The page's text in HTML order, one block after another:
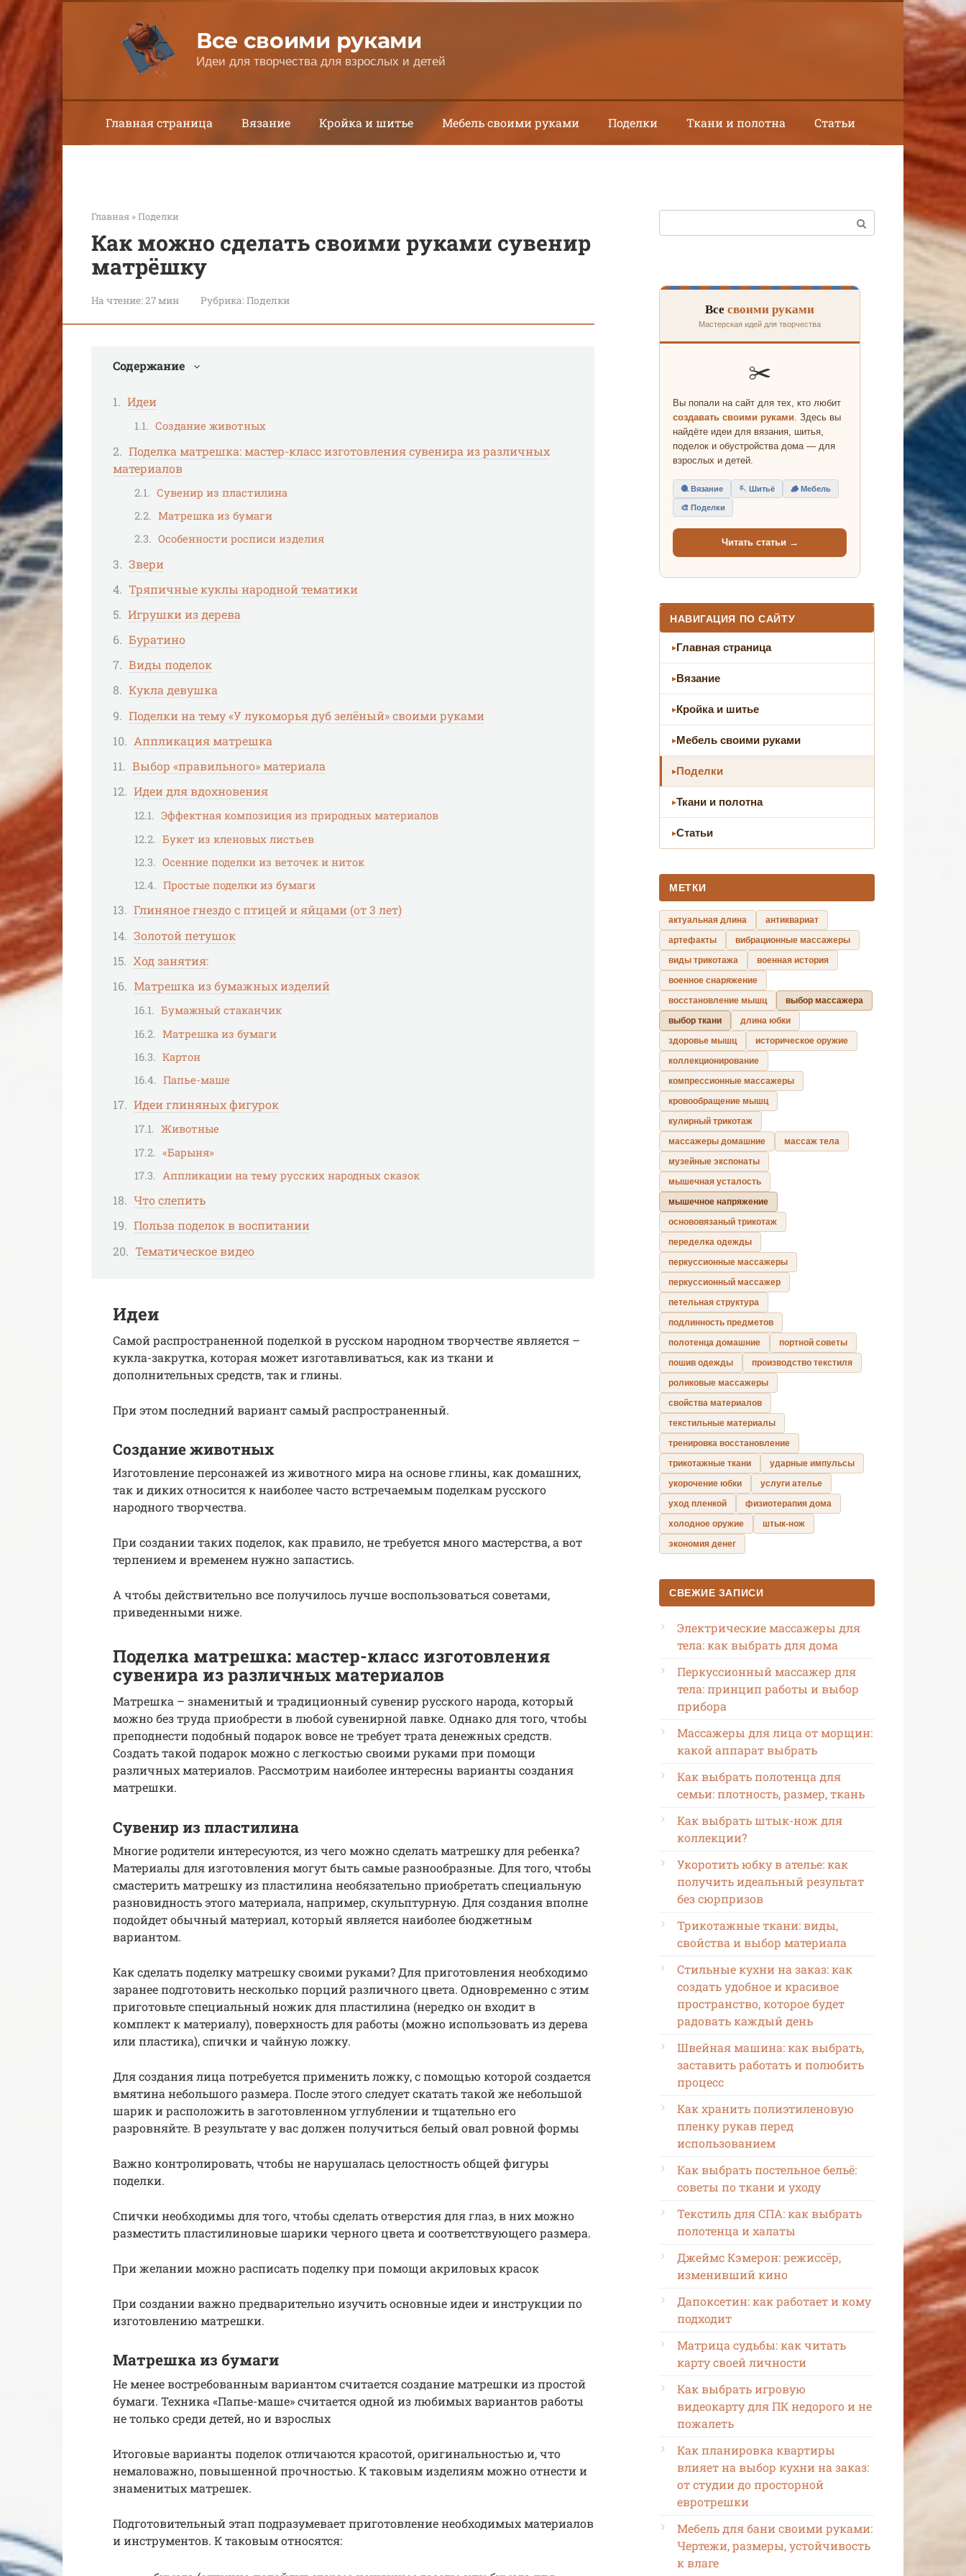
Перейти
к
контенту
Все своими руками
Идеи для творчества для взрослых и детей
Главная страница Вязание Кройка и шитье Мебель своими руками Поделки Ткани и полотна Статьи
Главная »Поделки
Как можно сделать своими руками сувенир
матрёшку
На чтение:27 мин Рубрика:Поделки
Содержание
Идеи
Создание животных
Поделка матрешка: мастер-класс изготовления сувенира из различных
материалов
Сувенир из пластилина
Матрешка из бумаги
Особенности росписи изделия
Звери
Тряпичные куклы народной тематики
Игрушки из дерева
Буратино
Виды поделок
Кукла девушка
Поделки на тему «У лукоморья дуб зелёный» своими руками
Аппликация матрешка
Выбор «правильного» материала
Идеи для вдохновения
Эффектная композиция из природных материалов
Букет из кленовых листьев
Осенние поделки из веточек и ниток
Простые поделки из бумаги
Глиняное гнездо с птицей и яйцами (от 3 лет)
Золотой петушок
Ход занятия:
Матрешка из бумажных изделий
Бумажный стаканчик
Матрешка из бумаги
Картон
Папье-маше
Идеи глиняных фигурок
Животные
«Барыня»
Аппликации на тему русских народных сказок
Что слепить
Польза поделок в воспитании
Тематическое видео
Идеи
Самой распространенной поделкой в русском народном творчестве является –
кукла-закрутка, которая может изготавливаться, как из ткани и
дополнительных средств, так и глины.
При этом последний вариант самый распространенный.
Создание животных
Изготовление персонажей из животного мира на основе глины, как домашних,
так и диких относится к наиболее часто встречаемым поделкам русского
народного творчества.
При создании таких поделок, как правило, не требуется много мастерства, а вот
терпением и временем нужно запастись.
А чтобы действительно все получилось лучше воспользоваться советами,
приведенными ниже.
Поделка матрешка: мастер-класс изготовления
сувенира из различных материалов
Матрешка – знаменитый и традиционный сувенир русского народа, который
можно без труда приобрести в любой сувенирной лавке. Однако для того, чтобы
преподнести подобный подарок вовсе не требует трата денежных средств.
Создать такой подарок можно с легкостью своими руками при помощи
различных материалов. Рассмотрим наиболее интересны варианты создания
матрешки.
Сувенир из пластилина
Многие родители интересуются, из чего можно сделать матрешку для ребенка?
Материалы для изготовления могут быть самые разнообразные. Для того, чтобы
смастерить матрешку из пластилина необязательно приобретать специальную
разновидность этого материала, например, скульптурную. Для создания вполне
подойдет обычный материал, который является наиболее бюджетным
вариантом.
Как сделать поделку матрешку своими руками? Для приготовления необходимо
заранее подготовить несколько порций различного цвета. Одновременно с этим
приготовьте специальный ножик для пластилина (нередко он входит в
комплект к материалу), поверхность для работы (можно использовать из дерева
или пластика), спички и чайную ложку.
Для создания лица потребуется применить ложку, с помощью которой создается
вмятина небольшого размера. После этого следует скатать такой же небольшой
шарик и расположить в заготовленном углублении и тщательно его
разровняйте. В результате у вас должен получиться белый овал ровной формы
Важно контролировать, чтобы не нарушалась целостность общей фигуры
поделки.
Спички необходимы для того, чтобы сделать отверстия для глаз, в них можно
разместить пластилиновые шарики черного цвета и соответствующего размера.
При желании можно расписать поделку при помощи акриловых красок
При создании важно предварительно изучить основные идеи и инструкции по
изготовлению матрешки.
Матрешка из бумаги
Не менее востребованным вариантом считается создание матрешки из простой
бумаги. Техника «Папье-маше» считается одной из любимых вариантов работы
не только среди детей, но и взрослых
Итоговые варианты поделок отличаются красотой, оригинальностью и, что
немаловажно, повышенной прочностью. К таковым изделиям можно отнести и
знаменитых матрешек.
Подготовительный этап подразумевает приготовление необходимых материалов
и инструментов. К таковым относятся:
Все своими руками
Мастерская идей для творчества
✂️
Вы попали на сайт для тех, кто любит
создавать своими руками. Здесь вы
найдёте идеи для вязания, шитья,
поделок и обустройства дома — для
взрослых и детей.
🧶 Вязание 🪡 Шитьё 🪵 Мебель
🎨 Поделки
Читать статьи →
НАВИГАЦИЯ ПО САЙТУ
Главная страница
Вязание
Кройка и шитье
Мебель своими руками
Поделки
Ткани и полотна
Статьи
МЕТКИ
актуальная длина
антиквариат
артефакты
вибрационные массажеры
виды трикотажа
военная история
военное снаряжение
восстановление мышц
выбор массажера
выбор ткани
длина юбки
здоровье мышц
историческое оружие
коллекционирование
компрессионные массажеры
кровообращение мышц
кулирный трикотаж
массажеры домашние
массаж тела
музейные экспонаты
мышечная усталость
мышечное напряжение
основовязаный трикотаж
переделка одежды
перкуссионные массажеры
перкуссионный массажер
петельная структура
подлинность предметов
полотенца домашние
портной советы
пошив одежды
производство текстиля
роликовые массажеры
свойства материалов
текстильные материалы
тренировка восстановление
трикотажные ткани
ударные импульсы
укорочение юбки
услуги ателье
уход пленкой
физиотерапия дома
холодное оружие
штык-нож
экономия денег
СВЕЖИЕ ЗАПИСИ
Электрические массажеры для
тела: как выбрать для дома
Перкуссионный массажер для
тела: принцип работы и выбор
прибора
Массажеры для лица от морщин:
какой аппарат выбрать
Как выбрать полотенца для
семьи: плотность, размер, ткань
Как выбрать штык-нож для
коллекции?
Укоротить юбку в ателье: как
получить идеальный результат
без сюрпризов
Трикотажные ткани: виды,
свойства и выбор материала
Стильные кухни на заказ: как
создать удобное и красивое
пространство, которое будет
радовать каждый день
Швейная машина: как выбрать,
заставить работать и полюбить
процесс
Как хранить полиэтиленовую
пленку рукав перед
использованием
Как выбрать постельное бельё:
советы по ткани и уходу
Текстиль для СПА: как выбрать
полотенца и халаты
Джеймс Кэмерон: режиссёр,
изменивший кино
Дапоксетин: как работает и кому
подходит
Матрица судьбы: как читать
карту своей личности
Как выбрать игровую
видеокарту для ПК недорого и не
пожалеть
Как планировка квартиры
влияет на выбор кухни на заказ:
от студии до просторной
евротрешки
Мебель для бани своими руками:
Чертежи, размеры, устойчивость
к влаге